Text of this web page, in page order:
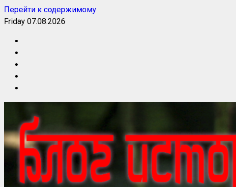
Перейти к содержимому
Friday 07.08.2026